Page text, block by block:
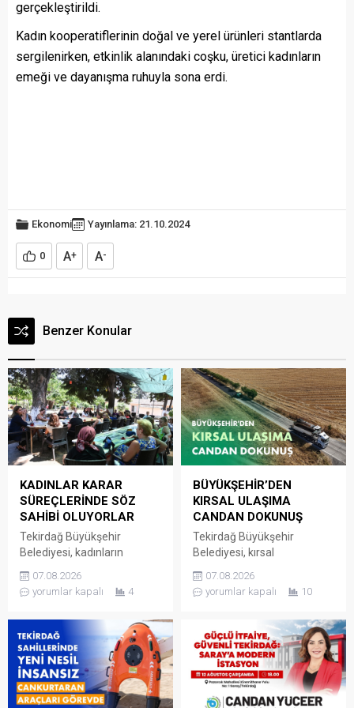
gerçekleştirildi.
Kadın kooperatiflerinin doğal ve yerel ürünleri stantlarda
sergilenirken, etkinlik alanındaki coşku, üretici kadınların
emeği ve dayanışma ruhuyla sona erdi.
Ekonomi Yayınlama: 21.10.2024
0 A+ A-
Benzer Konular
KADINLAR KARAR
SÜREÇLERİNDE SÖZ
SAHİBİ OLUYORLAR
Tekirdağ Büyükşehir
Belediyesi, kadınların
talep ve sorunlarını
doğrudan yerel yönetime
Buluşmaları’nı sürdürmeye
devam ediyor. Kadın Dostu
Kentler Projesi kapsamında
hayata geçirilen Kadın
Mahalle Buluşmaları
07.08.2026
yorumlar kapalı
4
BÜYÜKŞEHİR’DEN
KIRSAL ULAŞIMA
CANDAN DOKUNUŞ
Tekirdağ Büyükşehir
Belediyesi, kırsal
altyapısını güçlendirmeye
yönelik yatırımlarını aralıksız
İşleri Dairesi Başkanlığı
tarafından
Süleymanpaşa’ya bağlı
Yağcı Mahallesi’ni Hayrabolu
ve Malkara ilçelerine
07.08.2026
yorumlar kapalı
10